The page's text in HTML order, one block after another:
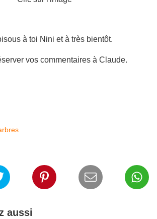
à toi Nini et à très bientôt.
vos commentaires à Claude.
aussi